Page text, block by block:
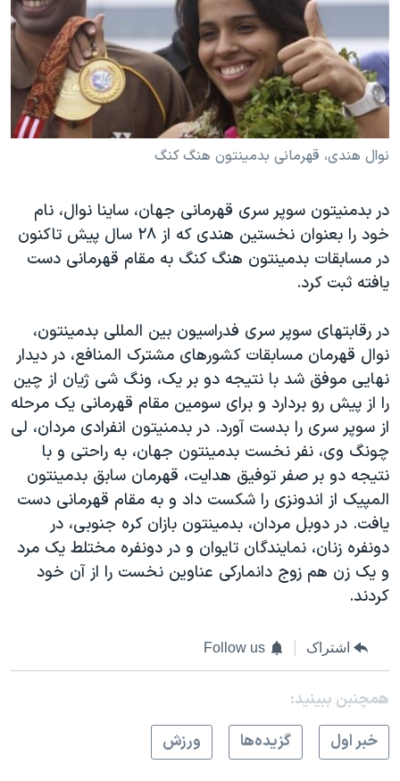
فرهنگ و زندگی
حقوق شهروندی
اقتصادی
علم و فناوری
آرشیو پخش زنده
انتخابات ریاست جمهوری آمریکا ۲۰۲۴
حمله جمهوری اسلامی به اسرائیل
رمز مهسا
مجموعه مستندهای دادخواهی
تریبونال مردمی آبان ۹۸
دادگاه حمید نوری
قانون شفافیت دارائی کادر رهبری ایران
اعتراضات مردمی آبان ۹۸
اسرائیل در جنگ
نرگس محمدی برنده جایزه نوبل صلح
همایش محافظه‌کاران آمریکا «سی‌پک»
صفحه‌های ویژه
سفر پرزیدنت ترامپ به چین
زبانهای مختلف
نوال هندی، قهرمانی بدمینتون هنگ کنگ
در بدمنیتون سوپر سری قهرمانی جهان، ساینا نوال، نام
خود را بعنوان نخستین هندی که از ۲۸ سال پیش تاکنون
در مسابقات بدمینتون هنگ کنگ به مقام قهرمانی دست
یافته ثبت کرد.
در رقابتهای سوپر سری فدراسیون بین المللی بدمینتون،
نوال قهرمان مسابقات کشورهای مشترک المنافع، در دیدار
نهایی موفق شد با نتیجه دو بر یک، ونگ شی ژیان از چین
را از پیش رو بردارد و برای سومین مقام قهرمانی یک مرحله
از سوپر سری را بدست آورد. در بدمنیتون انفرادی مردان، لی
چونگ وی، نفر نخست بدمینتون جهان، به راحتی و با
نتیجه دو بر صفر توفیق هدایت، قهرمان سابق بدمینتون
المپیک از اندونزی را شکست داد و به مقام قهرمانی دست
یافت. در دوبل مردان، بدمینتون بازان کره جنوبی، در
دونفره زنان، نمایندگان تایوان و در دونفره مختلط یک مرد
و یک زن هم زوج دانمارکی عناوین نخست را از آن خود
کردند.
اشتراک Follow us
همچنبن ببینید:
خبر اول
گزيده‌ها ورزش